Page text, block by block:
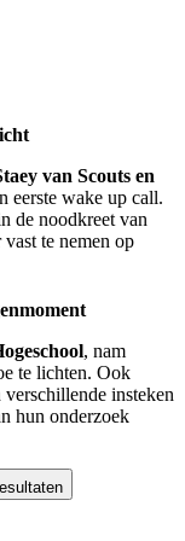
van Scouts en
eerste wake up call.
de noodkreet van
te nemen op
, nam
te lichten. Ook
verschillende insteken
hun onderzoek